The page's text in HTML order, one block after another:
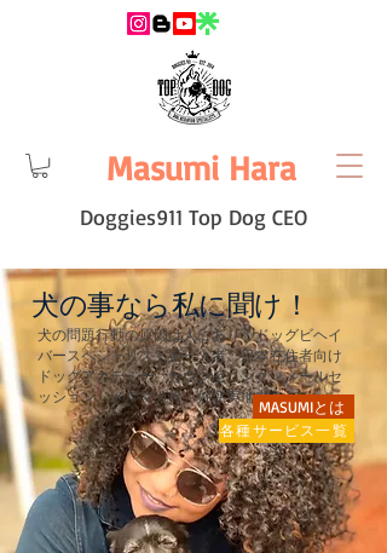
Masumi Hara
Doggies911 Top Dog CEO
​犬の事なら私に聞け！
犬の問題行動の原因は人にあり！ドッグビヘイ
バースペシャリスト第一人者。日本在住者向け
ドッグアカデミー、カウンセリング、メールセ
ッション、メルマガ等、好評実地中！MASUMIとは
各種サービス一覧